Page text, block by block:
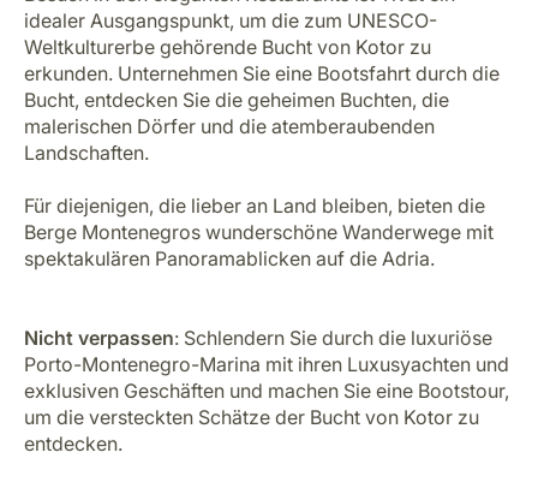
idealer Ausgangspunkt, um die zum UNESCO-
Weltkulturerbe gehörende Bucht von Kotor zu
erkunden. Unternehmen Sie eine Bootsfahrt durch die
Bucht, entdecken Sie die geheimen Buchten, die
malerischen Dörfer und die atemberaubenden
Landschaften.
Für diejenigen, die lieber an Land bleiben, bieten die
Berge Montenegros wunderschöne Wanderwege mit
spektakulären Panoramablicken auf die Adria.
Nicht verpassen: Schlendern Sie durch die luxuriöse
Porto-Montenegro-Marina mit ihren Luxusyachten und
exklusiven Geschäften und machen Sie eine Bootstour,
um die versteckten Schätze der Bucht von Kotor zu
entdecken.